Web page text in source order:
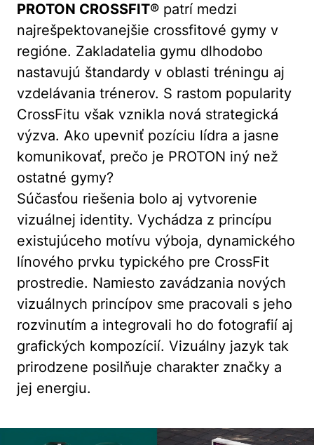
PROTON CROSSFIT® patrí medzi
najrešpektovanejšie crossfitové gymy v
regióne. Zakladatelia gymu dlhodobo
nastavujú štandardy v oblasti tréningu aj
vzdelávania trénerov. S rastom popularity
CrossFitu však vznikla nová strategická
výzva. Ako upevniť pozíciu lídra a jasne
komunikovať, prečo je PROTON iný než
ostatné gymy?
Súčasťou riešenia bolo aj vytvorenie
vizuálnej identity. Vychádza z princípu
existujúceho motívu výboja, dynamického
línového prvku typického pre CrossFit
prostredie. Namiesto zavádzania nových
vizuálnych princípov sme pracovali s jeho
rozvinutím a integrovali ho do fotografií aj
grafických kompozícií. Vizuálny jazyk tak
prirodzene posilňuje charakter značky a
jej energiu.